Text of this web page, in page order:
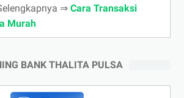
⇒ Cara Transaksi
Murah
BANK THALITA PULSA